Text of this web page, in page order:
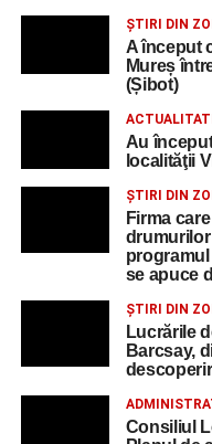
ŞTIRI DIN
A început
Mureș
(Șibot)
Au
localităţii
ŞTIRI DIN
Firma
programul
se apuce
ŞTIRI DIN
Lucrările
Barcsay,
Consiliul